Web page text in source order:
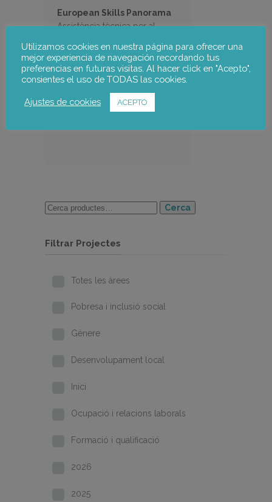
European Skills Panorama
Assistència tècnica per al
Cedefop sobre ocupació i
qualificacions
Cerca
Filtrar Projectes
Totes les àrees
Pobresa i inclusió social
Gènere
Desenvolupament local
Inici
Ocupació i relacions laborals
Formació i qualificació
2026
2025
Utilizamos cookies en nuestra página para ofrecer una
mejor experiencia de navegación recordando tus
preferencias en futuras visitas. Al hacer click en "Acepto",
consientes el uso de TODAS las cookies.
Ajustes de cookies ACEPTO